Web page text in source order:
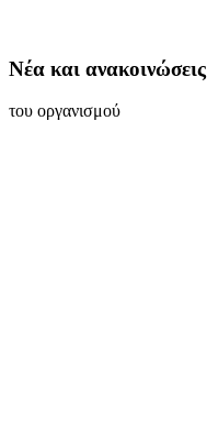
Νέα και ανακοινώσεις
του οργανισμού